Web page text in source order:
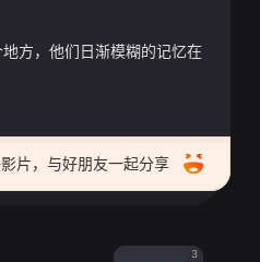
方，他们日渐模糊的记忆在
片，与好朋友一起分享
3